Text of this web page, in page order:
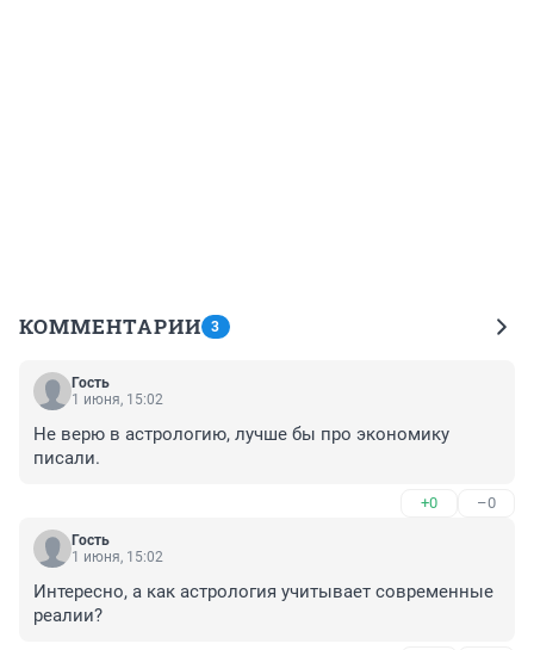
КОММЕНТАРИИ 3
Гость
1 июня, 15:02
Не верю в астрологию, лучше бы про экономику
писали.
+0 –0
Гость
1 июня, 15:02
Интересно, а как астрология учитывает современные
реалии?